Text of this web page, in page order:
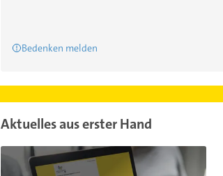
Bedenken melden
Aktuelles aus erster Hand